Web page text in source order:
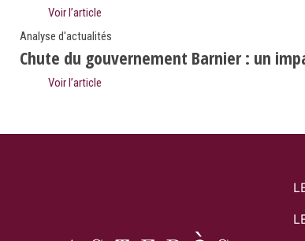
Voir l’article
Analyse d'actualités
Chute du gouvernement Barnier : un
Voir l’article